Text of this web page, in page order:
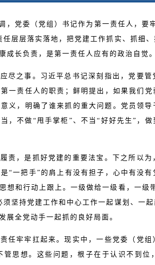
，党委（党组）书记作为第一责任人，要
层层落实落地，把党建工作抓实、抓细
成长负责，是第一责任人应有的政治自觉。
尽之事。习近平总书记深刻指出，党要
一责任人的职责；鲜明提出，如果我们
义，明确了谁来抓的重大问题。党员领
，不做“甩手掌柜”、不当“好好先生”，
责，是抓好党建的重要法宝。下之所以
“一把手”的肩上有没有担子，心中有没有
想和行动上跟上。一级做给一级看，一级
坚持党建工作和中心工作一起谋划、一
展全党动手一起抓的良好局面。
任牢牢扛起来。现实中，一些党委（党组
思想。这些问题，根子在于认识不到位